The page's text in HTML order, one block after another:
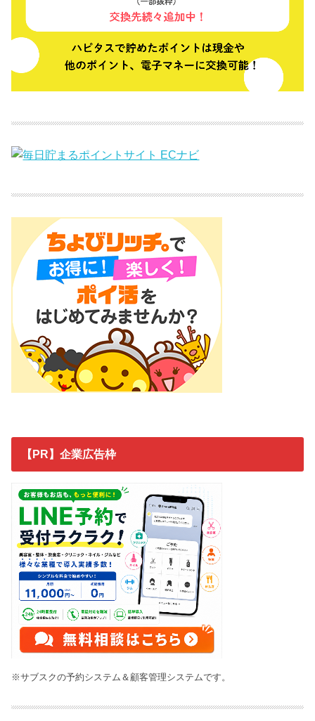
【PR】企業広告枠
※サブスクの予約システム＆顧客管理システムです。